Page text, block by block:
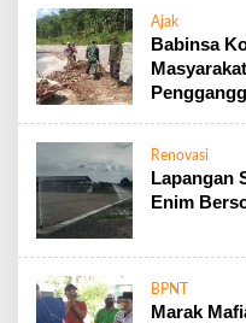
Ajak
Babinsa
Renovasi
Lapangan
Enim
BPNT
Marak